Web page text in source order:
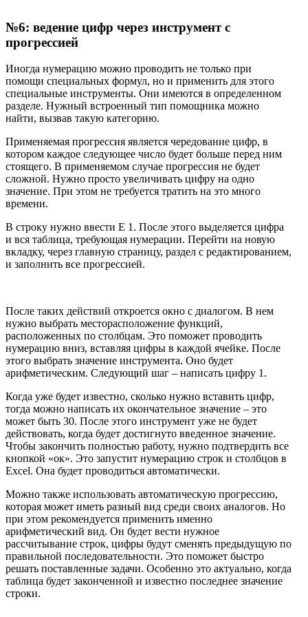
№6: ведение цифр через инструмент с
прогрессией
Иногда нумерацию можно проводить не только при
помощи специальных формул, но и применить для этого
специальные инструменты. Они имеются в определенном
разделе. Нужный встроенный тип помощника можно
найти, вызвав такую категорию.
Применяемая прогрессия является чередование цифр, в
котором каждое следующее число будет больше перед ним
стоящего. В применяемом случае прогрессия не будет
сложной. Нужно просто увеличивать цифру на одно
значение. При этом не требуется тратить на это много
времени.
В строку нужно ввести Е 1. После этого выделяется цифра
и вся таблица, требующая нумерации. Перейти на новую
вкладку, через главную страницу, раздел с редактированием,
и заполнить все прогрессией.
После таких действий откроется окно с диалогом. В нем
нужно выбрать месторасположение функций,
расположенных по столбцам. Это поможет проводить
нумерацию вниз, вставляя цифры в каждой ячейке. После
этого выбрать значение инструмента. Оно будет
арифметическим. Следующий шаг – написать цифру 1.
Когда уже будет известно, сколько нужно вставить цифр,
тогда можно написать их окончательное значение – это
может быть 30. После этого инструмент уже не будет
действовать, когда будет достигнуто введенное значение.
Чтобы закончить полностью работу, нужно подтвердить все
кнопкой «ок». Это запустит нумерацию строк и столбцов в
Excel. Она будет проводиться автоматически.
Можно также использовать автоматическую прогрессию,
которая может иметь разный вид среди своих аналогов. Но
при этом рекомендуется применить именно
арифметический вид. Он будет вести нужное
рассчитывание строк, цифры будут сменять предыдущую по
правильной последовательности. Это поможет быстро
решать поставленные задачи. Особенно это актуально, когда
таблица будет законченной и известно последнее значение
строки.